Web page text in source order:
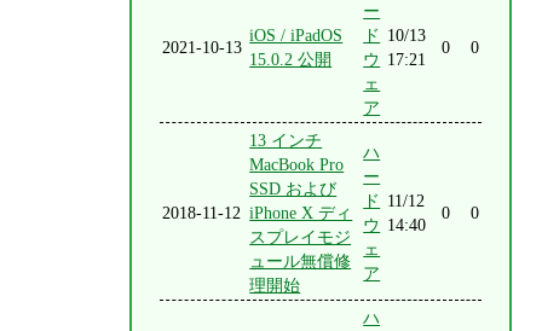
2021-10-13
iOS / iPadOS
15.0.2 公開
ー
ド
ウ
ェ
ア
10/13
17:21
0 0
2018-11-12
13 インチ
MacBook Pro
SSD および
iPhone X ディ
スプレイモジ
ュール無償修
理開始
ハ
ー
ド
ウ
ェ
ア
11/12
14:40
0 0
ハ